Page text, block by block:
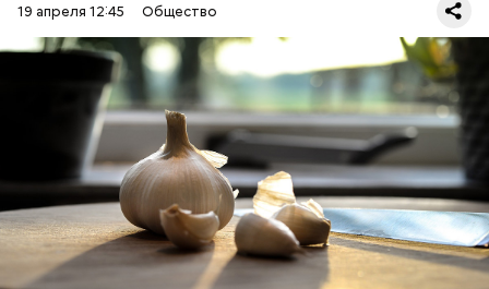
19 апреля 12:45
Общество
Диетолог Соломатина
рассказала, что лучше есть при
гриппе и коронавирусе
— Чеснок является достаточно полезным
продуктом. В нем содержатся уникальные
эфирные масла. Они отпугивают потенциальные
вирусы. Это нужно взять на вооружение для себя. Я
рекомендую есть чеснок во время простуды. Но он
не может быть единственным средством для
борьбы с простудой, — подчеркнула специалист.
ЗДОРОВЬЕ ВРАЧИ ПРОДУКТЫ